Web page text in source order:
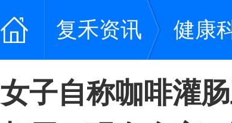
复禾资讯 健康
女子自称咖啡灌